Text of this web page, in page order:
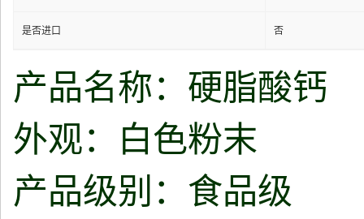
是否进口 否
产品名称：硬脂酸钙
外观：白色粉末
产品级别：食品级